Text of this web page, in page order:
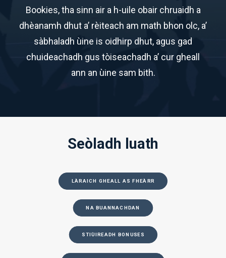
Bookies, tha sinn air a h-uile obair chruaidh a
dhèanamh dhut a’ rèiteach am math bhon olc, a’
sàbhaladh ùine is oidhirp dhut, agus gad
chuideachadh gus tòiseachadh a’ cur gheall
ann an ùine sam bith.
Seòladh luath
LÀRAICH GHEALL AS FHEÀRR
NA BUANNACHDAN
STIÙIREADH BONUSES